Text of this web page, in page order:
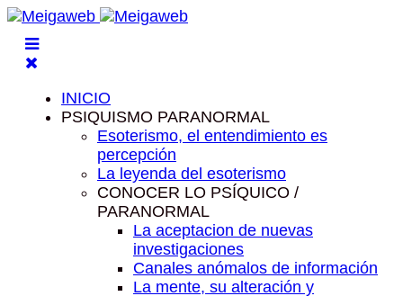
INICIO
PSIQUISMO PARANORMAL
Esoterismo, el entendimiento es
percepción
La leyenda del esoterismo
CONOCER LO PSÍQUICO /
PARANORMAL
La aceptacion de nuevas
investigaciones
Canales anómalos de información
La mente, su alteración y